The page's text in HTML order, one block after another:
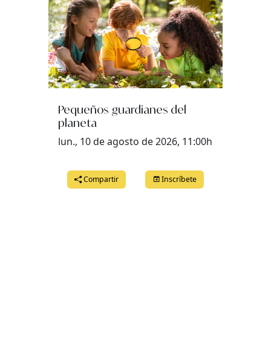
Pequeños guardianes del
planeta
lun., 10 de agosto de 2026, 11:00h
Compartir Inscríbete